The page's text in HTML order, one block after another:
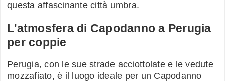
questa affascinante città umbra.
L'atmosfera di Capodanno a Perugia
per coppie
Perugia, con le sue strade acciottolate e le vedute
mozzafiato, è il luogo ideale per un Capodanno